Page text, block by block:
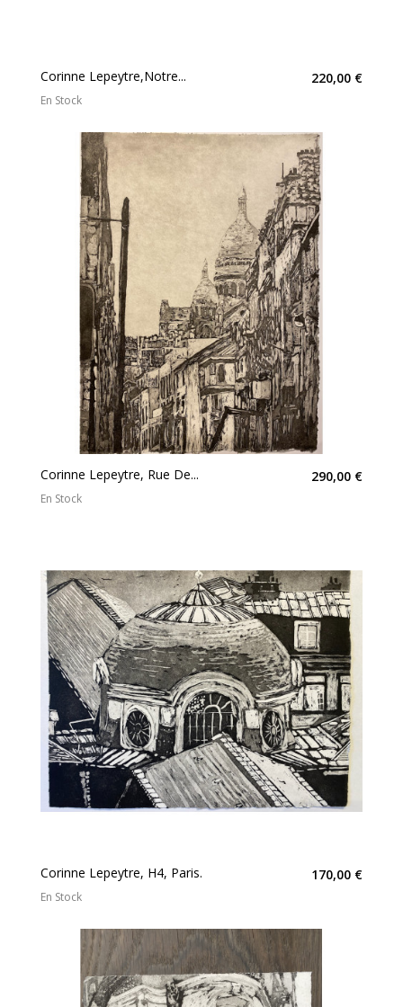
Corinne Lepeytre,Notre... 220,00 €
En Stock
Corinne Lepeytre, Rue De... 290,00 €
En Stock
Corinne Lepeytre, H4, Paris. 170,00 €
En Stock